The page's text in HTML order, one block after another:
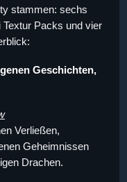
stammen: sechs
Packs und vier
Geschichten,
Verließen,
Geheimnissen
Drachen.